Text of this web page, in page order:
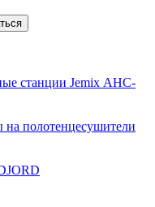
станции Jemix АНС-
полотенцесушители